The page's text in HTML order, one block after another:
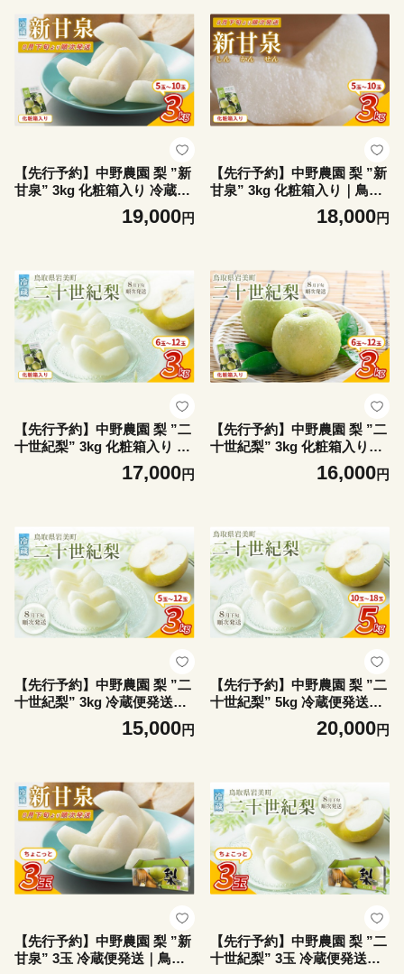
【先行予約】中野農園 梨 ”新
甘泉” 3kg 化粧箱入り 冷蔵便
発送｜鳥取 岩美 梨 なし ナシ
赤梨 果物 フルーツ ※お届け
19,000円
【先行予約】中野農園 梨 ”新
甘泉” 3kg 化粧箱入り｜鳥取
岩美 梨 なし ナシ 赤梨 果物
フルーツ ※お届けは2026年8
18,000円
【先行予約】中野農園 梨 ”二
十世紀梨” 3kg 化粧箱入り 冷
蔵便発送｜鳥取 岩美 梨 なし
ナシ 20世紀梨 青梨 果物 フル
17,000円
【先行予約】中野農園 梨 ”二
十世紀梨” 3kg 化粧箱入り｜
鳥取 岩美 梨 なし ナシ 20世
紀梨 青梨 果物 フルーツ ※お
16,000円
【先行予約】中野農園 梨 ”二
十世紀梨” 3kg 冷蔵便発送｜
鳥取 岩美 梨 なし ナシ 20世
紀梨 青梨 果物 フルーツ ※お
15,000円
【先行予約】中野農園 梨 ”二
十世紀梨” 5kg 冷蔵便発送｜
鳥取 岩美 梨 なし ナシ 20世
紀梨 青梨 果物 フルーツ ※お
20,000円
【先行予約】中野農園 梨 ”新
甘泉” 3玉 冷蔵便発送｜鳥取
【先行予約】中野農園 梨 ”二
十世紀梨” 3玉 冷蔵便発送｜